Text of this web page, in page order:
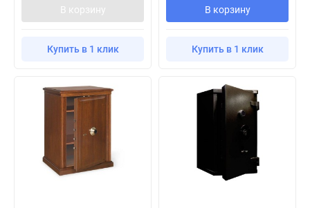
В корзину
Купить в 1 клик
В корзину
Купить в 1 клик